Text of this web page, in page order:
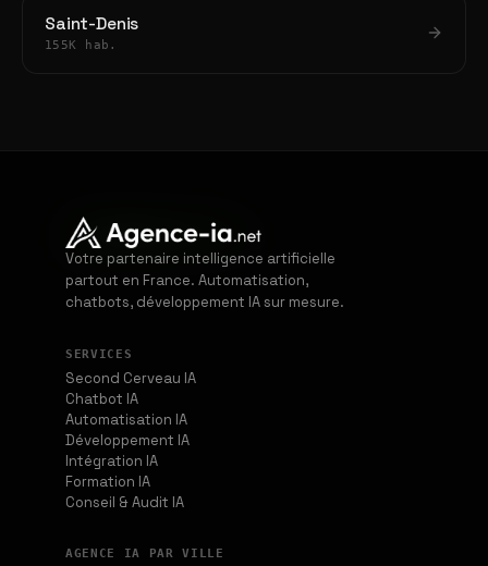
Saint-Denis
155K hab.
Votre partenaire intelligence artificielle
partout en France. Automatisation,
chatbots, développement IA sur mesure.
SERVICES
Second Cerveau IA
Chatbot IA
Automatisation IA
Développement IA
Intégration IA
Formation IA
Conseil & Audit IA
AGENCE IA PAR VILLE